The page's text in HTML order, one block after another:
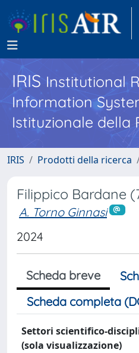
IRISInstitutional
Information
Istituzionale della
IRIS Prodotti della ricerca
Filippico Bardane
A. Torno Ginnasi
2024
Scheda breve
Scheda completa
Settori scientifico-
(sola visualizzazione)